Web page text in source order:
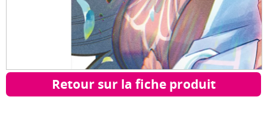
Retour sur la fiche produit